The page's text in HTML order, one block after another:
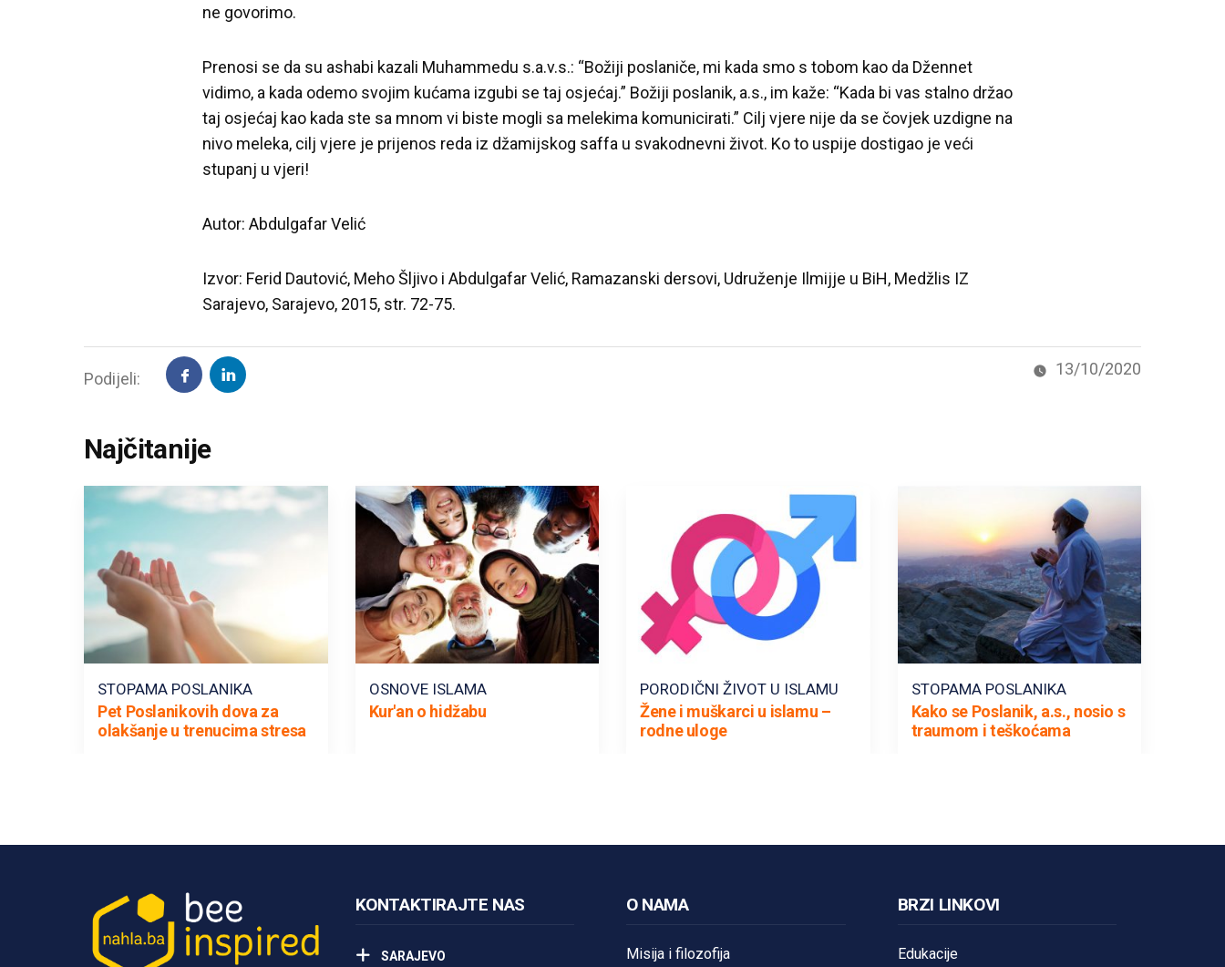
ne govorimo.
Prenosi se da su ashabi kazali Muhammedu s.a.v.s.: “Božiji poslaniče, mi kada smo s tobom kao da Džennet
vidimo, a kada odemo svojim kućama izgubi se taj osjećaj.” Božiji poslanik, a.s., im kaže: “Kada bi vas stalno držao
taj osjećaj kao kada ste sa mnom vi biste mogli sa melekima komunicirati.” Cilj vjere nije da se čovjek uzdigne na
nivo meleka, cilj vjere je prijenos reda iz džamijskog saffa u svakodnevni život. Ko to uspije dostigao je veći
stupanj u vjeri!
Autor: Abdulgafar Velić
Izvor: Ferid Dautović, Meho Šljivo i Abdulgafar Velić, Ramazanski dersovi, Udruženje Ilmijje u BiH, Medžlis IZ
Sarajevo, Sarajevo, 2015, str. 72-75.
Podijeli: 13/10/2020
Najčitanije
STOPAMA POSLANIKA
Pet Poslanikovih dova za
olakšanje u trenucima stresa
OSNOVE ISLAMA
Kur'an o hidžabu
PORODIČNI ŽIVOT U ISLAMU
Žene i muškarci u islamu –
rodne uloge
STOPAMA POSLANIKA
Kako se Poslanik, a.s., nosio s
traumom i teškoćama
KONTAKTIRAJTE NAS
SARAJEVO
O NAMA
Misija i filozofija
BRZI LINKOVI
Edukacije